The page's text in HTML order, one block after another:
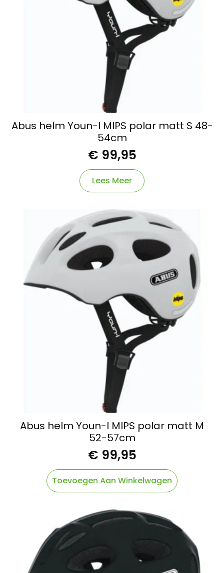
Abus helm Youn-I MIPS polar matt S 48-
54cm
€ 99,95
Lees Meer
Abus helm Youn-I MIPS polar matt M
52-57cm
€ 99,95
Toevoegen Aan Winkelwagen